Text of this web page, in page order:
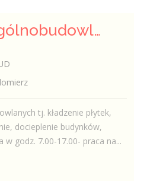
Pracownik ogólnobudowlany ( k/m)
tj. kładzenie płytek,
docieplenie budynków,
godz. 7.00-17.00- praca na...